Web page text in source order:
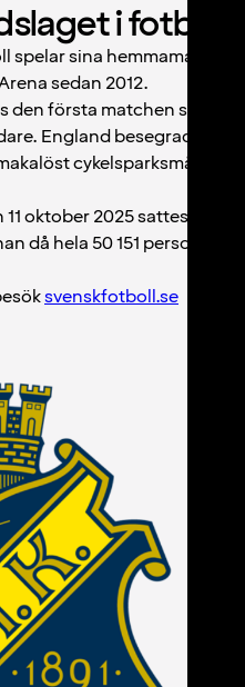
i fotboll
sina hemmamatcher
sedan 2012.
den första matchen som var
England besegrades
cykelsparksmål
oktober 2025 sattes nytt
då hela 50 151 personer
svenskfotboll.se